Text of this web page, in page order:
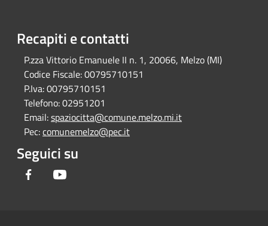
Recapiti e contatti
P.zza Vittorio Emanuele II n. 1, 20066, Melzo (MI)
Codice Fiscale:00795710151
P.Iva:00795710151
Telefono:02951201
Email:spaziocitta@comune.melzo.mi.it
Pec:comunemelzo@pec.it
Seguici su
Facebook